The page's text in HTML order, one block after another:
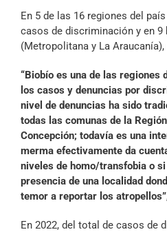
En 5 de las 16 regiones del
casos de discriminación y en 9
(Metropolitana y La
“Biobío es una de las regiones
los casos y denuncias por
nivel de denuncias ha sido
todas las comunas de la
Concepción; todavía es una
merma efectivamente da
niveles de homo/transfobia o
presencia de una localidad
temor a reportar los atropellos”
En 2022, del total de casos de